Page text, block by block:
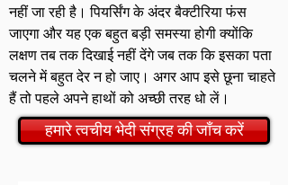
नहीं जा रही है। पियर्सिंग के अंदर बैक्टीरिया फंस
जाएगा और यह एक बहुत बड़ी समस्या होगी क्योंकि
लक्षण तब तक दिखाई नहीं देंगे जब तक कि इसका पता
चलने में बहुत देर न हो जाए। अगर आप इसे छूना चाहते
हैं तो पहले अपने हाथों को अच्छी तरह धो लें।
हमारे त्वचीय भेदी संग्रह की जाँच करें